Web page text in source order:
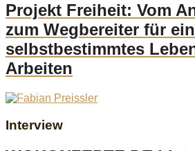
Projekt Freiheit: Vom
zum Wegbereiter für ein
selbstbestimmtes
Arbeiten
Interview